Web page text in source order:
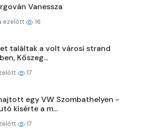
Vanessza
ezelőtt 16
találtak a volt városi strand
Kőszeg...
17
egy VW Szombathelyen -
kísérte a m...
17